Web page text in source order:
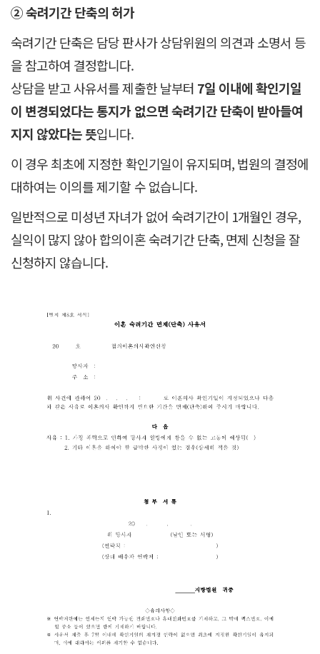
② 숙려기간 단축의 허가
숙려기간 단축은 담당 판사가 상담위원의 의견과 소명서 등
을 참고하여 결정합니다.
상담을 받고 사유서를 제출한 날부터 7일 이내에확인기일
이 변경되었다는 통지가 없으면 숙려기간 단축이 받아들여
지지 않았다는 뜻입니다.
이 경우 최초에 지정한 확인기일이 유지되며, 법원의 결정에
대하여는 이의를 제기할 수 없습니다.
일반적으로 미성년 자녀가 없어 숙려기간이 1개월인 경우,
실익이 많지 않아 합의이혼 숙려기간 단축, 면제 신청을 잘
신청하지 않습니다.